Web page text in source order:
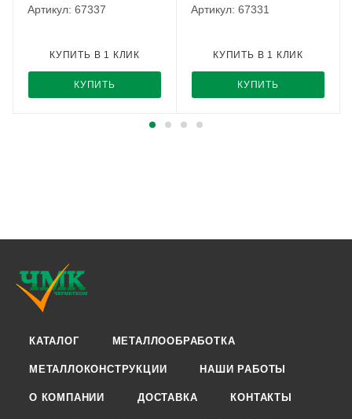
Артикул: 67337
КУПИТЬ
КУПИТЬ В 1 КЛИК
Артикул: 67331
КУПИТЬ
КУПИТЬ В 1 КЛИК
КАТАЛОГ МЕТАЛЛООБРАБОТКА
МЕТАЛЛОКОНСТРУКЦИИ НАШИ РАБОТЫ
О КОМПАНИИ ДОСТАВКА КОНТАКТЫ